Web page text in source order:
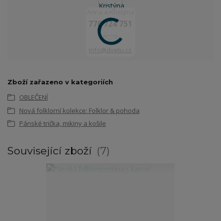
Anna a Kristýna
776 724 751
Zboží zařazeno v kategoriích
OBLEČENÍ
Nová folklorní kolekce: Folklor & pohoda
Pánské trička, mikiny a košile
Související zboží 7